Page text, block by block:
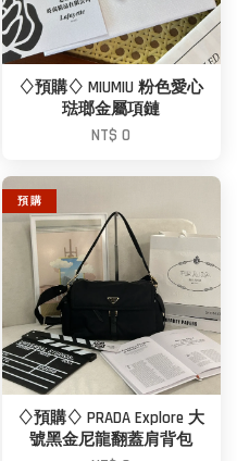
♢預購♢ MIUMIU 粉色愛心
琺瑯金屬項鏈
NT$ 0
預 購
♢預購♢ PRADA Explore 大
號黑金尼龍翻蓋肩背包